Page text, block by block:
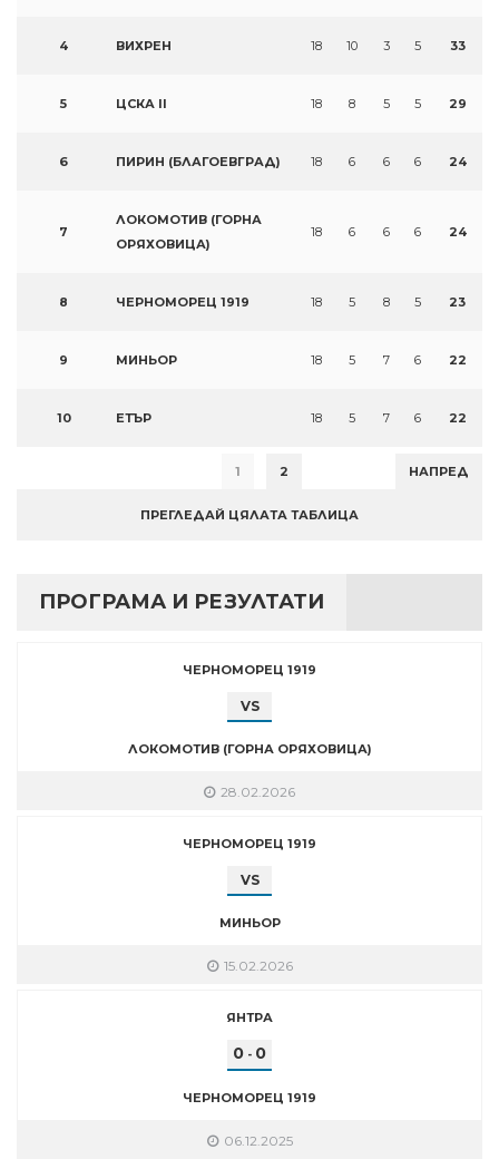
4 ВИХРЕН 18 10 3 5 33
5 ЦСКА II 18 8 5 5 29
6 ПИРИН (БЛАГОЕВГРАД) 18 6 6 6 24
7
ЛОКОМОТИВ (ГОРНА
ОРЯХОВИЦА)
18 6 6 6 24
8 ЧЕРНОМОРЕЦ 1919 18 5 8 5 23
9 МИНЬОР 18 5 7 6 22
10 ЕТЪР 18 5 7 6 22
1 2 НАПРЕД
ПРЕГЛЕДАЙ ЦЯЛАТА ТАБЛИЦА
ПРОГРАМА И РЕЗУЛТАТИ
ЧЕРНОМОРЕЦ 1919
VS
ЛОКОМОТИВ (ГОРНА ОРЯХОВИЦА)
28.02.2026
ЧЕРНОМОРЕЦ 1919
VS
МИНЬОР
15.02.2026
ЯНТРА
0 - 0
ЧЕРНОМОРЕЦ 1919
06.12.2025